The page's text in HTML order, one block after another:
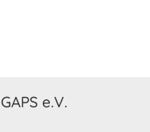
GAPS e.V.